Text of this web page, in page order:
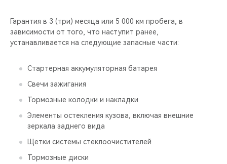
Гарантия в 3 (три) месяца или 5 000 км пробега, в
зависимости от того, что наступит ранее,
устанавливается на следующие запасные части:
Стартерная аккумуляторная батарея
Свечи зажигания
Тормозные колодки и накладки
Элементы остекления кузова, включая внешние
зеркала заднего вида
Щетки системы стеклоочистителей
Тормозные диски